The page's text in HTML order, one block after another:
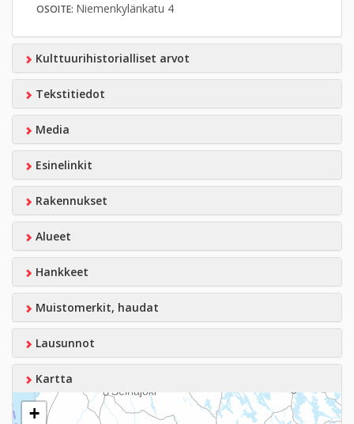
OSOITE: Niemenkylänkatu 4
Kulttuurihistorialliset arvot
Tekstitiedot
Media
Esinelinkit
Rakennukset
Alueet
Hankkeet
Muistomerkit, haudat
Lausunnot
Kartta
+